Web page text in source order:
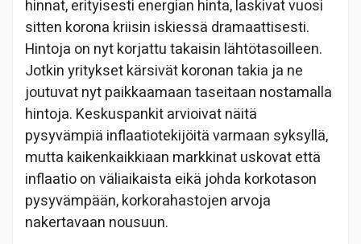
hinnat, erityisesti energian hinta, laskivat vuosi
sitten korona kriisin iskiessä dramaattisesti.
Hintoja on nyt korjattu takaisin lähtötasoilleen.
Jotkin yritykset kärsivät koronan takia ja ne
joutuvat nyt paikkaamaan taseitaan nostamalla
hintoja. Keskuspankit arvioivat näitä
pysyvämpiä inflaatiotekijöitä varmaan syksyllä,
mutta kaikenkaikkiaan markkinat uskovat että
inflaatio on väliaikaista eikä johda korkotason
pysyvämpään, korkorahastojen arvoja
nakertavaan nousuun.